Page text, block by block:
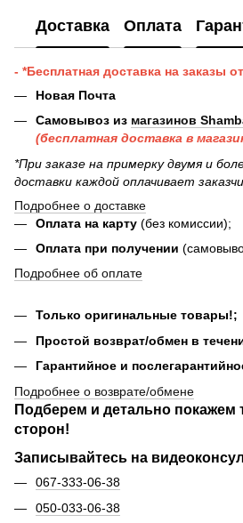
Доставка Оплата
- *Бесплатная доставка на заказы
Новая Почта
Самовывоз из магазинов
(бесплатная доставка в
*При заказе на примерку двумя и
доставки каждой оплачивает
Подробнее о доставке
Оплата на карту (без комиссии);
Оплата при получении
Подробнее об оплате
Только оригинальные товары!;
Простой возврат/обмен в
Гарантийное и
Подробнее о возврате/обмене
Подберем и детально покажем
сторон!
Записывайтесь на
067-333-06-38
050-033-06-38